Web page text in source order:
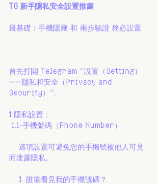
TG 新手隱私安全設置推薦
最基礎：手機隱藏 和 兩步驗證 務必設置
首先打開 Telegram "設置（Setting）
——隱私和安全（Privacy and
Security）"。
1.隱私設置：
1.1-手機號碼（Phone Number）
而泄露隱私。
    1. 誰能看見我的手機號碼？